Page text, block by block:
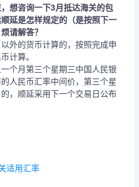
想咨询一下3月抵达海关的包
延是怎样规定的（是按照下一
请解答？
外的货币计算的，按照完成申
计算。
个月第三个星期三中国人民银
人民币汇率中间价，第三个星
，顺延采用下一个交易日公布
适用汇率